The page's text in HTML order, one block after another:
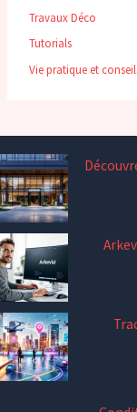
Travaux Déco
Tutorials
Vie pratique et